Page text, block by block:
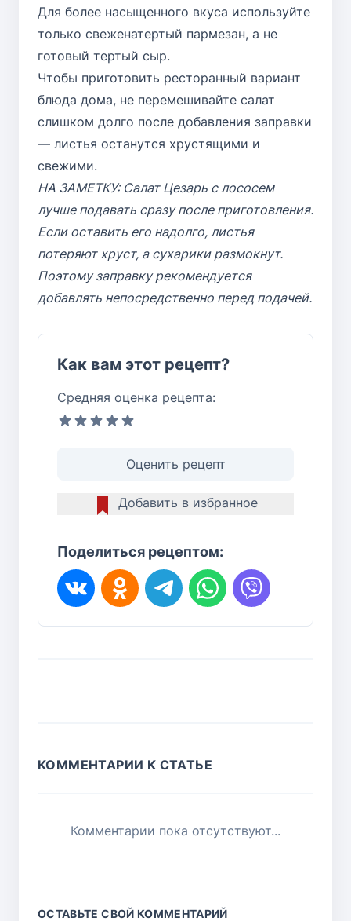
Для более насыщенного вкуса используйте
только свеженатертый пармезан, а не
готовый тертый сыр.
Чтобы приготовить ресторанный вариант
блюда дома, не перемешивайте салат
слишком долго после добавления заправки
— листья останутся хрустящими и
свежими.
НА ЗАМЕТКУ: Салат Цезарь с лососем
лучше подавать сразу после приготовления.
Если оставить его надолго, листья
потеряют хруст, а сухарики размокнут.
Поэтому заправку рекомендуется
добавлять непосредственно перед подачей.
Как вам этот рецепт?
Средняя оценка рецепта:
Оценить рецепт
Добавить в избранное
Поделиться рецептом:
КОММЕНТАРИИ К СТАТЬЕ
Комментарии пока отсутствуют...
ОСТАВЬТЕ СВОЙ КОММЕНТАРИЙ